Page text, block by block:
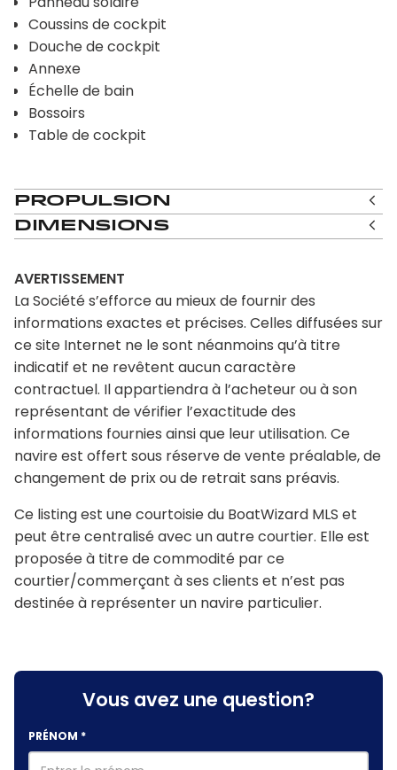
Coussins de cockpit
Douche de cockpit
Annexe
Échelle de bain
Bossoirs
Table de cockpit
Propulsion
Dimensions
AVERTISSEMENT
La Société s’efforce au mieux de fournir des
informations exactes et précises. Celles diffusées sur
ce site Internet ne le sont néanmoins qu’à titre
indicatif et ne revêtent aucun caractère
contractuel. Il appartiendra à l’acheteur ou à son
représentant de vérifier l’exactitude des
informations fournies ainsi que leur utilisation. Ce
navire est offert sous réserve de vente préalable, de
changement de prix ou de retrait sans préavis.
Ce listing est une courtoisie du BoatWizard MLS et
peut être centralisé avec un autre courtier. Elle est
proposée à titre de commodité par ce
courtier/commerçant à ses clients et n’est pas
destinée à représenter un navire particulier.
Vous avez une question?
PRÉNOM *